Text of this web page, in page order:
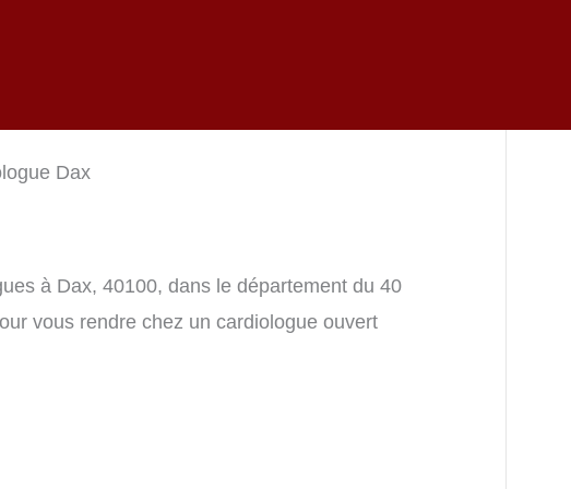
Dax
à Dax, 40100, dans le département du 40
vous rendre chez un cardiologue ouvert